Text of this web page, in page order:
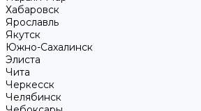
Хабаровск
Ярославль
Якутск
Южно-Сахалинск
Элиста
Чита
Черкесск
Челябинск